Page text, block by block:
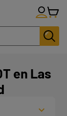
en Las